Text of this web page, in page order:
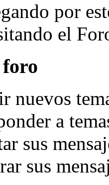
por
el
nuevos
a
sus
sus